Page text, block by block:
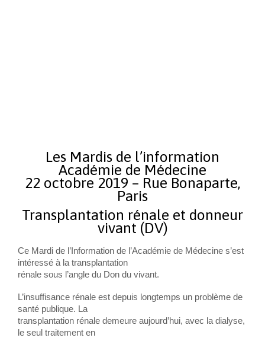
Les Mardis de l’information
Académie de Médecine
22 octobre 2019 – Rue Bonaparte,
Paris
Transplantation rénale et donneur
vivant (DV)
Ce Mardi de l’Information de l’Académie de Médecine s’est
intéressé à la transplantation
rénale sous l’angle du Don du vivant.
L’insuffisance rénale est depuis longtemps un problème de
santé publique. La
transplantation rénale demeure aujourd’hui, avec la dialyse,
le seul traitement en